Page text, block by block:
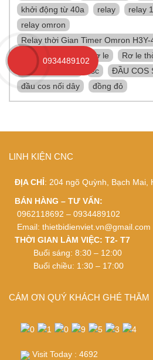
khởi động từ 40a
relay relay
relay omron
Relay thời Gian Timer Omron H3Y-
relay trung gian
rơ le
Rơ le
rơ le trung gian
sc ĐẦU COS
đầu cos nối dây
đồng đỏ
LINH KIỆN CNC
ĐỊA CHỈ: 204 ngõ Quỳnh, Bạch Mai,
BÁN HÀNG – TƯ VẤN:
0962118692 – 0934489102
Email: thietbidienviet.vn@gmail.com
THỜI GIAN LÀM VIỆC: T2- T7
Buổi sáng: 8:30 – 12:00
Buổi chiều: 1:30 – 17:00
CÁM ƠN QUÝ KHÁCH GHÉ THĂM
Visit Today : 4692
0934489102